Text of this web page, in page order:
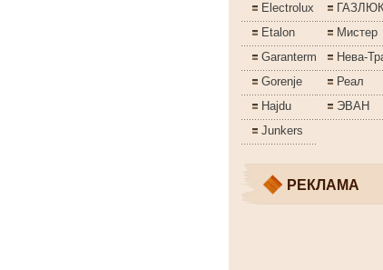
Electrolux
Etalon
Garanterm
Gorenje
Hajdu
Junkers
Мистер
Нева-
Реал
ЭВАН
РЕКЛАМА